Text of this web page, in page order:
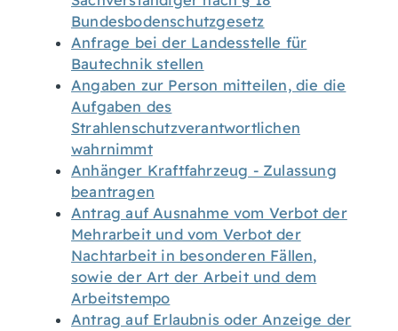
Bundesbodenschutzgesetz
Anfrage bei der Landesstelle für
Bautechnik stellen
Angaben zur Person mitteilen, die die
Aufgaben des
Strahlenschutzverantwortlichen
wahrnimmt
Anhänger Kraftfahrzeug - Zulassung
beantragen
Antrag auf Ausnahme vom Verbot der
Mehrarbeit und vom Verbot der
Nachtarbeit in besonderen Fällen,
sowie der Art der Arbeit und dem
Arbeitstempo
Antrag auf Erlaubnis oder Anzeige der